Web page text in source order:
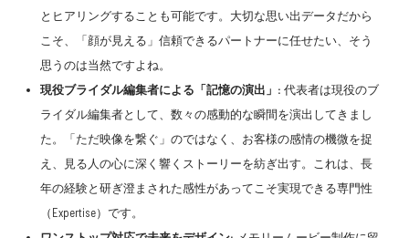
とヒアリングすることも可能です。大切な思い出データだから
こそ、「顔が見える」信頼できるパートナーに任せたい、そう
思うのは当然ですよね。
現役ブライダル編集者による「記憶の演出」: 代表者は現役のブ
ライダル編集者として、数々の感動的な瞬間を演出してきまし
た。「ただ映像を繋ぐ」のではなく、お客様の感情の機微を捉
え、見る人の心に深く響くストーリーを紡ぎ出す。これは、長
年の経験と研ぎ澄まされた感性があってこそ実現できる専門性
（Expertise）です。